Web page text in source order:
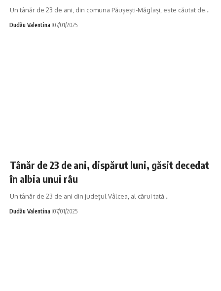
Un tânăr de 23 de ani, din comuna Păușești-Măglași, este căutat de…
Dudău Valentina 07/01/2025
Tânăr de 23 de ani, dispărut luni, găsit decedat
în albia unui râu
Un tânăr de 23 de ani din județul Vâlcea, al cărui tată…
Dudău Valentina 07/01/2025